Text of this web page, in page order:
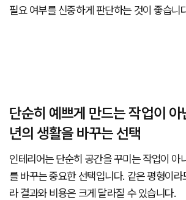
필요 여부를 신중하게 판단하는 것이 좋습니
단순히 예쁘게 만드는 작업이
년의 생활을 바꾸는 선택
인테리어는 단순히 공간을 꾸미는 작업이 아
를 바꾸는 중요한 선택입니다. 같은 평형이
라 결과와 비용은 크게 달라질 수 있습니다.